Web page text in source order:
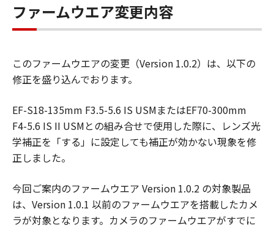
ファームウエア変更内容
このファームウエアの変更（Version 1.0.2）は、以下の
修正を盛り込んでおります。
EF-S18-135mm F3.5-5.6 IS USMまたはEF70-300mm
F4-5.6 IS II USMとの組み合せで使用した際に、レンズ光
学補正を「する」に設定しても補正が効かない現象を修
正しました。
今回ご案内のファームウエア Version 1.0.2 の対象製品
は、Version 1.0.1 以前のファームウエアを搭載したカメ
ラが対象となります。カメラのファームウエアがすでに